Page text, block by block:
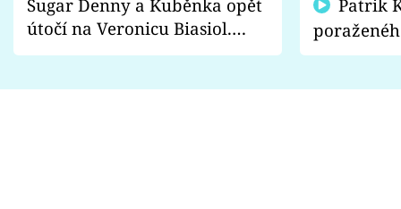
Sugar Denny a Kuběnka opět
útočí na Veronicu Biasiol.
Proč je podle nich falešná a
fanoušci